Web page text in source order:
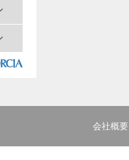
会社概要